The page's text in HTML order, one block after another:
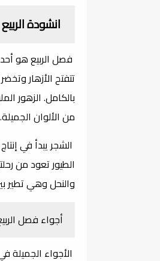
انشودة الربيع
فصل الربيع هو
تتفتح الأزهار
بالكامل. الزهور
من الألوان الجميلة.
الشجر يبدأ في
الطيور تعود من
والنحل وهي تطير
أجواء فصل
الأجواء الجميلة